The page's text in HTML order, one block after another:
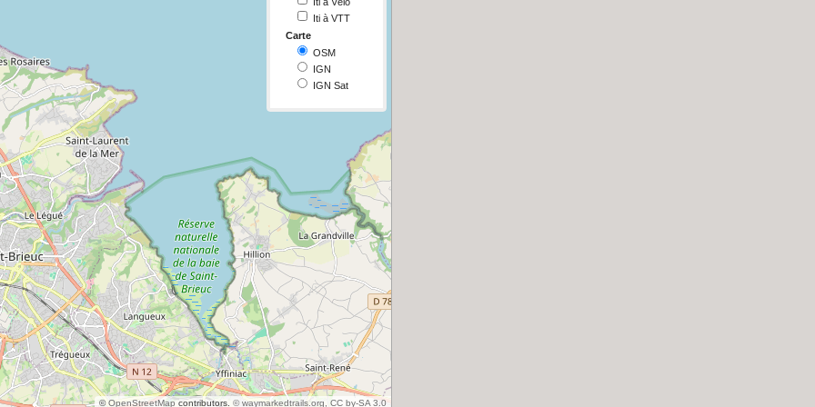
©OpenStreetMapcontributors. © waymarkedtrails.org, CC by-SA 3.0
Iti à VTT
Carte
OSM
IGN
IGN Sat